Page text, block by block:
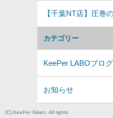
カテゴリー
KeePer LABOブログ
お知らせ
【千葉NT店】圧巻
(C) KeePer Giken. All rights